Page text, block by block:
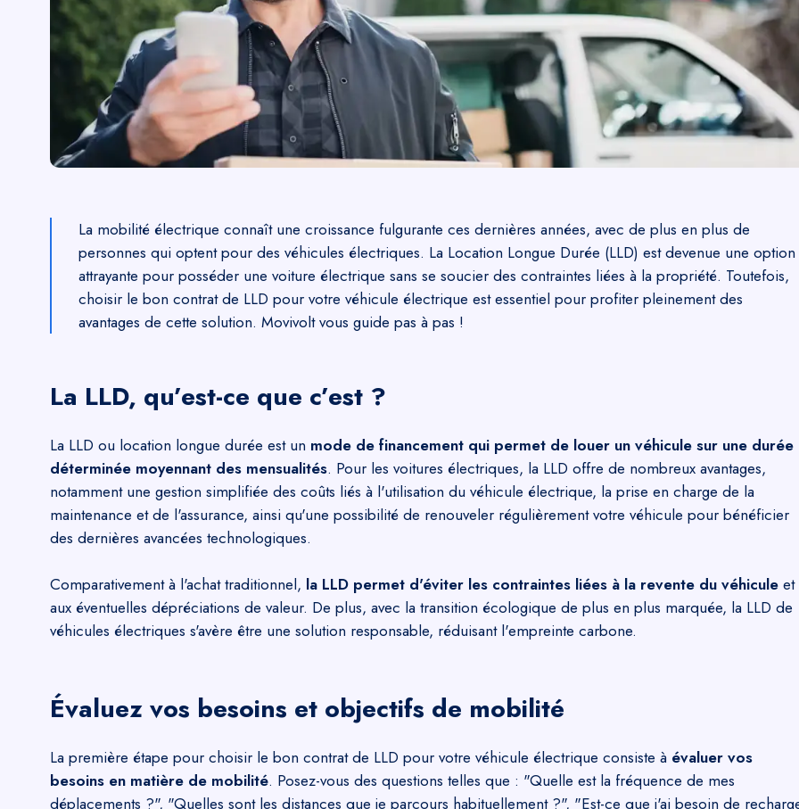
La mobilité électrique connaît une croissance fulgurante ces dernières années, avec de plus en plus de
personnes qui optent pour des véhicules électriques. La Location Longue Durée (LLD) est devenue une option
attrayante pour posséder une voiture électrique sans se soucier des contraintes liées à la propriété. Toutefois,
choisir le bon contrat de LLD pour votre véhicule électrique est essentiel pour profiter pleinement des
avantages de cette solution. Movivolt vous guide pas à pas !
La LLD, qu’est-ce que c’est ?
La LLD ou location longue durée est un mode de financement qui permet de louer un véhicule sur une durée
déterminée moyennant des mensualités. Pour les voitures électriques, la LLD offre de nombreux avantages,
notamment une gestion simplifiée des coûts liés à l'utilisation du véhicule électrique, la prise en charge de la
maintenance et de l'assurance, ainsi qu'une possibilité de renouveler régulièrement votre véhicule pour bénéficier
des dernières avancées technologiques.
Comparativement à l'achat traditionnel, la LLD permet d'éviter les contraintes liées à la revente du véhicule et
aux éventuelles dépréciations de valeur. De plus, avec la transition écologique de plus en plus marquée, la LLD de
véhicules électriques s'avère être une solution responsable, réduisant l'empreinte carbone.
Évaluez vos besoins et objectifs de mobilité
La première étape pour choisir le bon contrat de LLD pour votre véhicule électrique consiste à évaluer vos
besoins en matière de mobilité. Posez-vous des questions telles que : "Quelle est la fréquence de mes
déplacements ?", "Quelles sont les distances que je parcours habituellement ?", "Est-ce que j'ai besoin de